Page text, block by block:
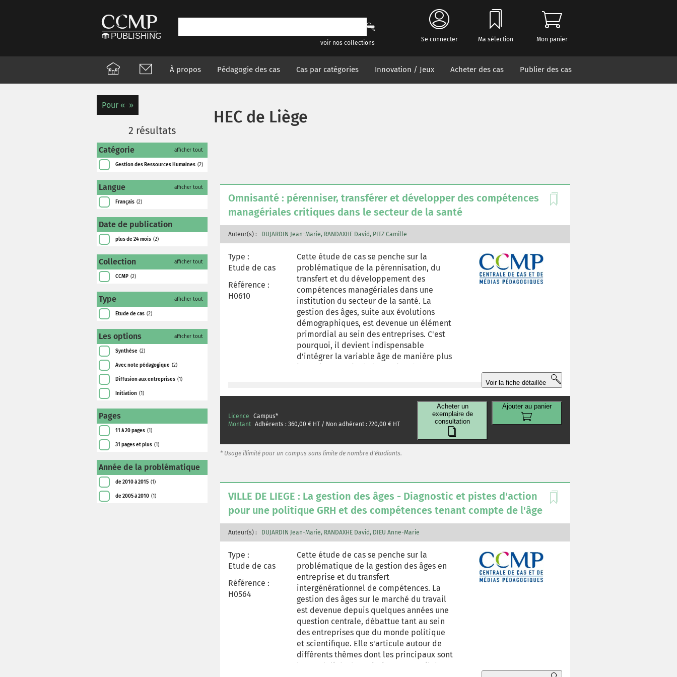
voir nos collections Se connecter Ma sélection Mon panier
À propos Pédagogie des cas Cas par catégories Innovation / Jeux Acheter des cas Publier des cas
HEC de Liège
Omnisanté : pérenniser, transférer et développer des compétences
managériales critiques dans le secteur de la santé
Auteur(s) : DUJARDIN Jean-Marie RANDAXHE David PITZ Camille
Type :
Etude de cas
Référence :
H0610
Cette étude de cas se penche sur la
problématique de la pérennisation, du
transfert et du développement des
compétences managériales dans une
institution du secteur de la santé. La
gestion des âges, suite aux évolutions
démographiques, est devenue un élément
primordial au sein des entreprises. C'est
pourquoi, il devient indispensable
d'intégrer la variable âge de manière plus
intensive au sein de la gestion des
municipalités) de soins dans le secteur
hospitalier, dans la région de Liège en
Belgique. Une analyse des pyramides des
âges de l'institution a été réalisée et deux
problématiques prioritaires ont été
de compétences des cadres administratifs
et les métiers en pénurie d'infirmiers en
chef et d'infirmiers chefs de service. La
personne qui se penche sur le cas sera
placée en situation de conseiller
spécialisé en gestion des âges. Elle sera
chargée de mener une démarche de
gestion des âges dans cette entreprise en
termes d'analyse et de pistes d'action.
Voir la fiche détaillée
Licence Campus*
* Usage illimité pour un campus sans limite de nombre d'étudiants.
Montant Adhérents : 360,00 € HT / Non adhérent : 720,00 € HT
Acheter un
exemplaire de
consultation
Ajouter au panier
VILLE DE LIEGE : La gestion des âges - Diagnostic et pistes d'action
pour une politique GRH et des compétences tenant compte de l'âge
Auteur(s) : DUJARDIN Jean-Marie RANDAXHE David DIEU Anne-Marie
Type :
Etude de cas
Référence :
H0564
Cette étude de cas se penche sur la
problématique de la gestion des âges en
entreprise et du transfert
intergénérationnel de compétences. La
gestion des âges sur le marché du travail
est devenue depuis quelques années une
question centrale, débattue tant au sein
des entreprises que du monde politique
et scientifique. Elle s'articule autour de
différents thèmes dont les principaux sont
les modalités de maintien au travail des
Pour
2 résultats
Catégorie afficher tout
Gestion des Ressources Humaines (2)
Langue afficher tout
Français (2)
Date de publication
plus de 24 mois (2)
Collection afficher tout
CCMP (2)
Type afficher tout
Etude de cas (2)
Les options afficher tout
Synthèse (2)
Avec note pédagogique (2)
Diffusion aux entreprises (1)
Initiation (1)
Pages
11 à 20 pages (1)
31 pages et plus (1)
Année de la problématique
de 2010 à 2015 (1)
de 2005 à 2010 (1)